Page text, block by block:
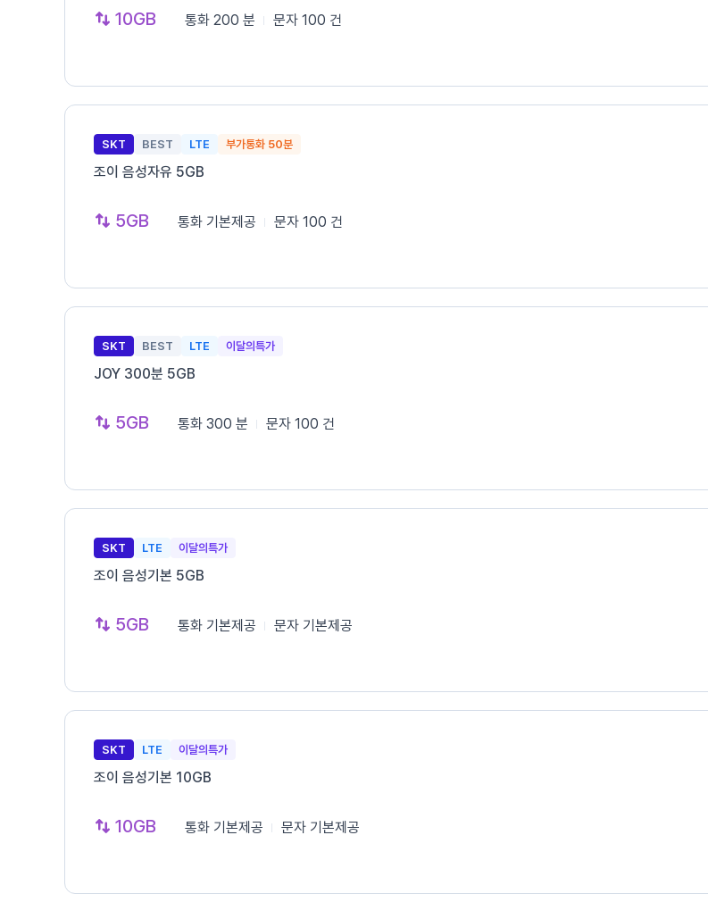
10GB 통화 200 분 문자 100 건
SKT BEST LTE 부가통화 50분
조이 음성자유 5GB
5GB 통화 기본제공 문자 100 건
SKT BEST LTE 이달의특가
JOY 300분 5GB
5GB 통화 300 분 문자 100 건
SKT LTE 이달의특가
조이 음성기본 5GB
5GB 통화 기본제공 문자 기본제공
SKT LTE 이달의특가
조이 음성기본 10GB
10GB 통화 기본제공 문자 기본제공